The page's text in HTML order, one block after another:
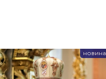
новина